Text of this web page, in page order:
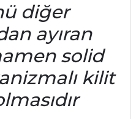
diğer
ayıran
solid
kilit